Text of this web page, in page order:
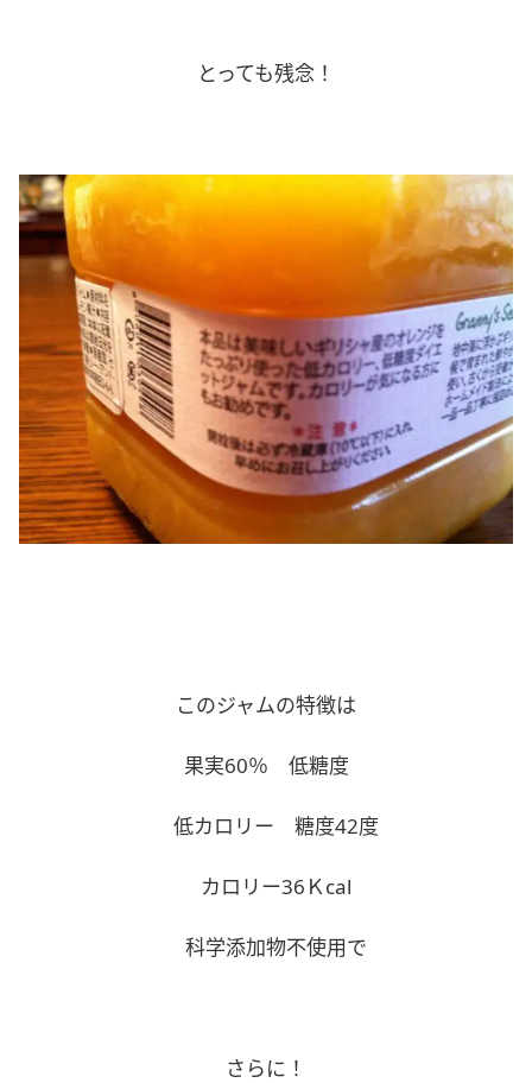
とっても残念！
このジャムの特徴は
果実60％ 低糖度
低カロリー 糖度42度
カロリー36Ｋcal
科学添加物不使用で
さらに！